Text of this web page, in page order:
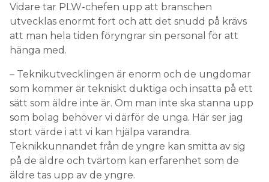
Vidare tar PLW-chefen upp att branschen
utvecklas enormt fort och att det snudd på krävs
att man hela tiden föryngrar sin personal för att
hänga med.
– Teknikutvecklingen är enorm och de ungdomar
som kommer är tekniskt duktiga och insatta på ett
sätt som äldre inte är. Om man inte ska stanna upp
som bolag behöver vi därför de unga. Här ser jag
stort värde i att vi kan hjälpa varandra.
Teknikkunnandet från de yngre kan smitta av sig
på de äldre och tvärtom kan erfarenhet som de
äldre tas upp av de yngre.